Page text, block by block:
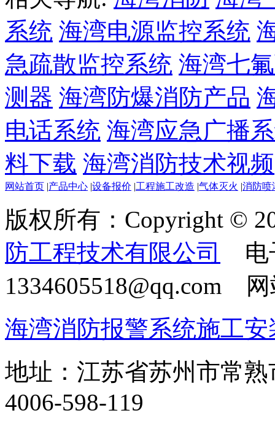
系统 海湾电源监控系统
急疏散监控系统 海湾七
测器 海湾防爆消防产品
电话系统 海湾应急广播
料下载 海湾消防技术视频
网站首页 |产品中心 |设备报价 |工程施工改造 |气体灭火 |消防喷
版权所有：Copyright ©
防工程技术有限公司
电
1334605518@qq.com
海湾消防报警系统施工
地址：江苏省苏州市常
4006-598-119